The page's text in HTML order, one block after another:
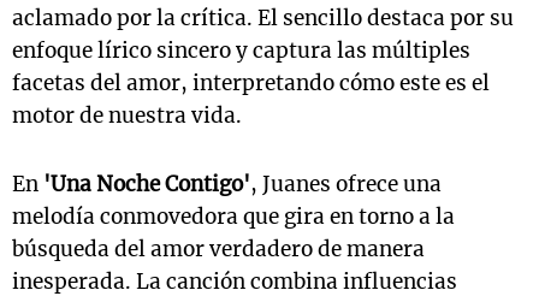
aclamado por la crítica. El sencillo destaca por su
enfoque lírico sincero y captura las múltiples
facetas del amor, interpretando cómo este es el
motor de nuestra vida.
En 'Una Noche Contigo', Juanes ofrece una
melodía conmovedora que gira en torno a la
búsqueda del amor verdadero de manera
inesperada. La canción combina influencias